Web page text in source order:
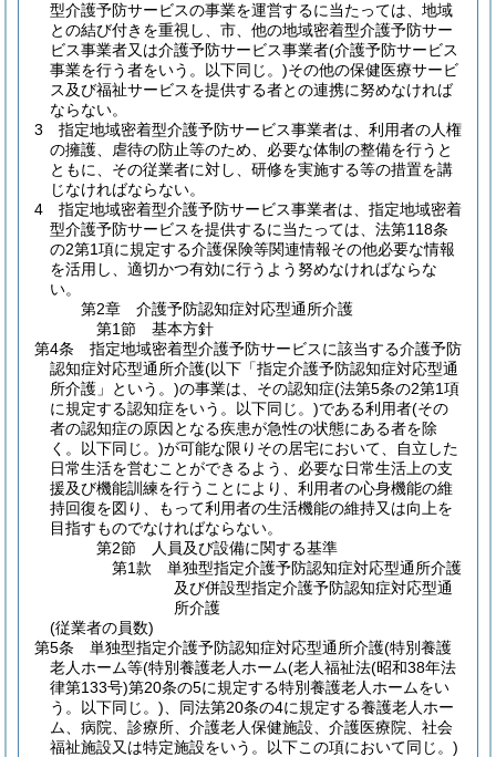
型介護予防サービスの事業を運営するに当たっては、地域
との結び付きを重視し、市、他の地域密着型介護予防サー
ビス事業者又は介護予防サービス事業者(介護予防サービス
事業を行う者をいう。以下同じ。)その他の保健医療サービ
ス及び福祉サービスを提供する者との連携に努めなければ
ならない。
3
指定地域密着型介護予防サービス事業者は、利用者の人権
の擁護、虐待の防止等のため、必要な体制の整備を行うと
ともに、その従業者に対し、研修を実施する等の措置を講
じなければならない。
4
指定地域密着型介護予防サービス事業者は、指定地域密着
型介護予防サービスを提供するに当たっては、法第118条
の2第1項に規定する介護保険等関連情報その他必要な情報
を活用し、適切かつ有効に行うよう努めなければならな
い。
第2章
介護予防認知症対応型通所介護
第1節
基本方針
第4条
指定地域密着型介護予防サービスに該当する介護予防
認知症対応型通所介護(以下「指定介護予防認知症対応型通
所介護」という。)の事業は、その認知症(法第5条の2第1項
に規定する認知症をいう。以下同じ。)である利用者(その
者の認知症の原因となる疾患が急性の状態にある者を除
く。以下同じ。)が可能な限りその居宅において、自立した
日常生活を営むことができるよう、必要な日常生活上の支
援及び機能訓練を行うことにより、利用者の心身機能の維
持回復を図り、もって利用者の生活機能の維持又は向上を
目指すものでなければならない。
第2節
人員及び設備に関する基準
第1款
単独型指定介護予防認知症対応型通所介護
及び併設型指定介護予防認知症対応型通
所介護
(従業者の員数)
第5条
単独型指定介護予防認知症対応型通所介護(特別養護
老人ホーム等(特別養護老人ホーム(老人福祉法(昭和38年法
律第133号)第20条の5に規定する特別養護老人ホームをい
う。以下同じ。) 、同法第20条の4に規定する養護老人ホー
ム、病院、診療所、介護老人保健施設、介護医療院、社会
福祉施設又は特定施設をいう。以下この項において同じ。)